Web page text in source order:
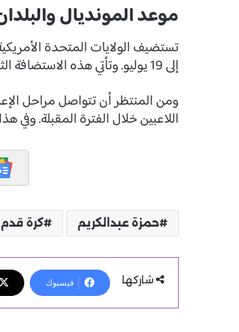
موعد المونديال
إلى 19 يوليو. وتأتي هذه الاستضافة الثلاثية ضمن خطة لتوسيع البطولة وزيادة المنافسة على مستوى المنتخبات.
ومن المنتظر أن تتواصل مراحل
اللاعبين خلال الفترة المقبلة.
حمزة عبدالكريم كرة
شاركها فيسبوك